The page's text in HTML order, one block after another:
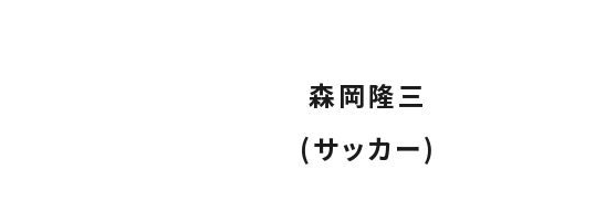
競走馬コレクション
KIDSサイズ
森岡隆三
(サッカー)